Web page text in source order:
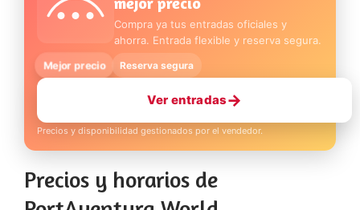
Compra ya tus entradas oficiales y
ahorra. Entrada flexible y reserva segura.
Mejor precio Reserva segura
Ver entradas→
Precios y disponibilidad gestionados por el vendedor.
Precios y horarios de